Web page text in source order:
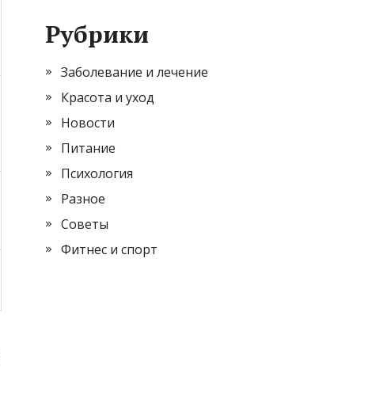
Рубрики
Заболевание и лечение
Красота и уход
Новости
Питание
Психология
Разное
Советы
Фитнес и спорт